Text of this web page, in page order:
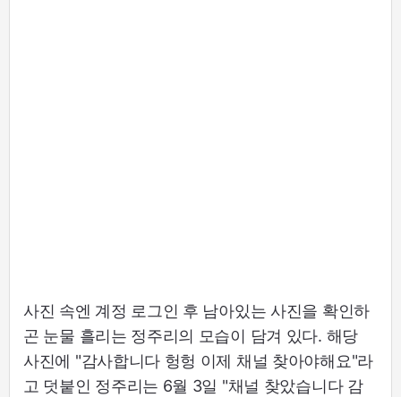
사진 속엔 계정 로그인 후 남아있는 사진을 확인하
곤 눈물 흘리는 정주리의 모습이 담겨 있다. 해당
사진에 "감사합니다 헝헝 이제 채널 찾아야해요"라
고 덧붙인 정주리는 6월 3일 "채널 찾았습니다 감